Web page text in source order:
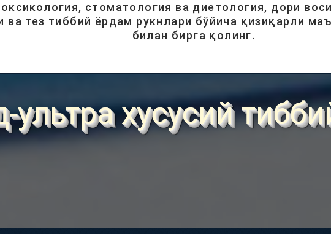
стоматология ва диетология, дори
ва тез тиббий ёрдам рукнлари бўйича қизиқарли
билан бирга қолинг.
ультра хусусий